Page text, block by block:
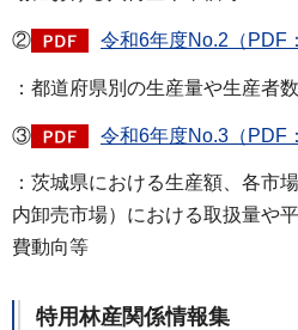
② 令和6年度No.2（PDF
：都道府県別の生産量や生産者
③ 令和6年度No.3（PDF
：茨城県における生産額、各市
内卸売市場）における取扱量や
費動向等
特用林産関係情報集